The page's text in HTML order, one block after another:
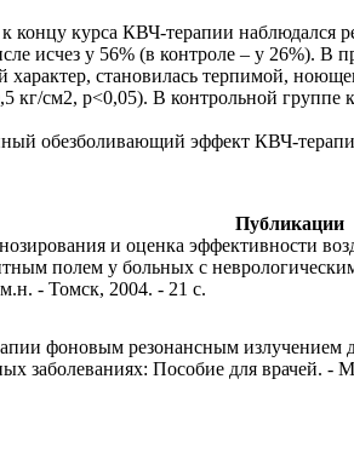
к концу курса КВЧ-терапии наблюдался
исчез у 56% (в контроле – у 26%). В
становилась терпимой,
кг/см2, р<0,05). В контрольной
обезболивающий эффект КВЧ-
Публикации
и оценка эффективности
полем у больных с
- Томск, 2004. - 21 с.
фоновым резонансным излучением
заболеваниях: Пособие для врачей. -